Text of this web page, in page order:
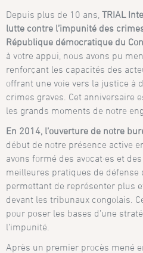
Depuis plus de 10 ans,TRIAL
lutte contre l’impunité des
République démocratique du
à votre appui, nous avons pu
renforçant les capacités des
offrant une voie vers la justice à
crimes graves. Cet anniversaire
les grands moments de notre
En 2014, l’ouverture de notre
début de notre présence active
avons formé des avocat·es et
meilleures pratiques de
permettant de représenter plus
devant les tribunaux congolais.
pour poser les bases d’une
l’impunité.
Après un premier procès mené